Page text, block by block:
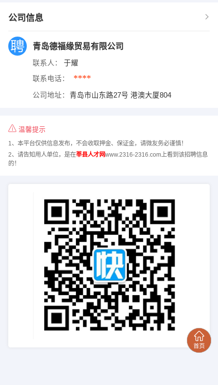
公司信息
青岛德福缘贸易有限公司
联系人： 于耀
联系电话： ****
公司地址： 青岛市山东路27号 港澳大厦804
温馨提示
1、本平台仅供信息发布，不会收取押金、保证金，请微友务必谨慎！
2、请告知用人单位，是在莘县人才网www.2316-2316.com上看到该招聘信息
的！